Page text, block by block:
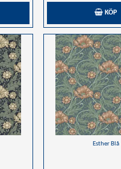
KÖP
Esther Blå